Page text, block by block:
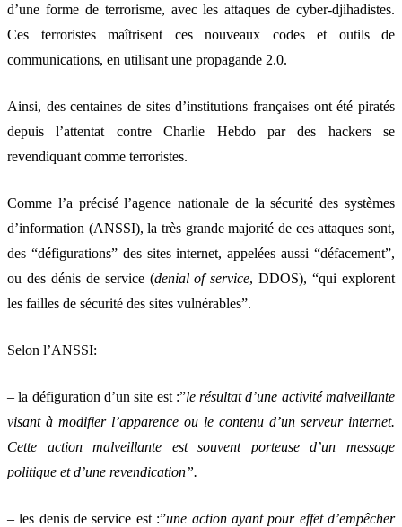
d’une forme de terrorisme, avec les attaques de cyber-djihadistes.
Ces terroristes maîtrisent ces nouveaux codes et outils de
communications, en utilisant une propagande 2.0.
Ainsi, des centaines de sites d’institutions françaises ont été piratés
depuis l’attentat contre Charlie Hebdo par des hackers se
revendiquant comme terroristes.
Comme l’a précisé l’agence nationale de la sécurité des systèmes
d’information (ANSSI), la très grande majorité de ces attaques sont,
des “défigurations” des sites internet, appelées aussi “défacement”,
ou des dénis de service (denial of service, DDOS), “qui explorent
les failles de sécurité des sites vulnérables”.
Selon l’ANSSI:
– la défiguration d’un site est :”le résultat d’une activité malveillante
visant à modifier l’apparence ou le contenu d’un serveur internet.
Cette action malveillante est souvent porteuse d’un message
politique et d’une revendication”.
– les denis de service est :”une action ayant pour effet d’empêcher